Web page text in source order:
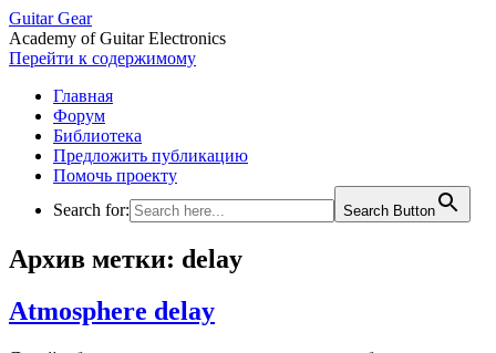
Guitar Gear
Academy of Guitar Electronics
Перейти к содержимому
Главная
Форум
Библиотека
Предложить публикацию
Помочь проекту
Search for:
Search Button
Архив метки: delay
Atmosphere delay